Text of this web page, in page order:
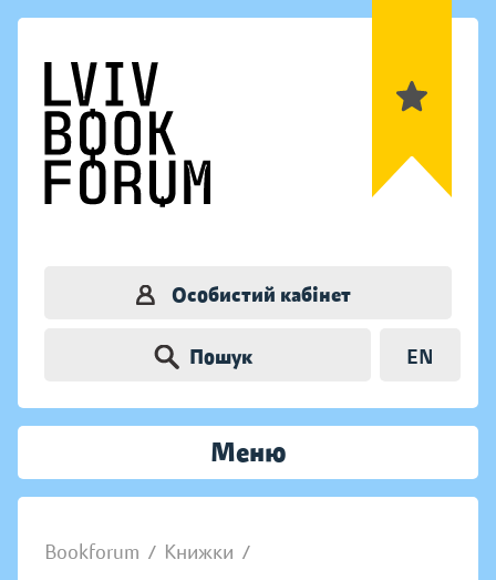
Особистий кабінет
Пошук EN
Меню
Bookforum / Книжки /